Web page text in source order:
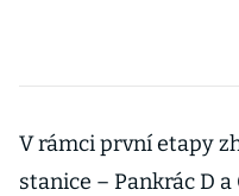
V rámci první etapy
stanice – Pankrác D